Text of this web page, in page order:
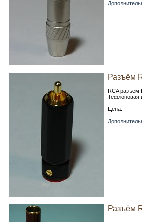
Разъём
RCA разъём
Тефлоновая
Цена:
Разъём